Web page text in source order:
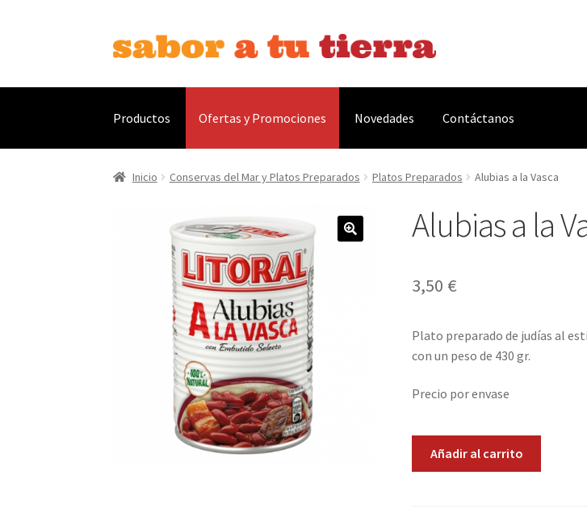
Ir
a
Ir
al
Productos Ofertas y Promociones Novedades Contáctanos
Inicio Bebidas Caldos, Salsas y Condimentos Carnes y Embutidos Carrito Conservas y
Menaje, Complementos y Servicios Métodos de
Pescados y MariscosPolítica de Privacidad Y Cookies
Inicio Conservas del Mar y Platos Preparados Platos Preparados Alubias a la Vasca
Alubias a la
3,50 €
Plato preparado de judías al
con un peso de 430 gr.
Precio por envase
Añadir al carrito